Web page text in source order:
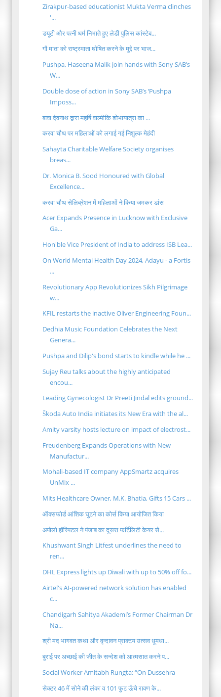
Zirakpur-based educationist Mukta Verma clinches
'...
डयूटी और पत्नी धर्म निभाते हुए लेडी पुलिस कांस्टेब...
गौ माता को राष्ट्रमाता घोषित करने के मुद्दे पर भाज...
Pushpa, Haseena Malik join hands with Sony SAB’s
W...
Double dose of action in Sony SAB’s ‘Pushpa
Imposs...
बावा देवनाथ द्वारा महर्षि वाल्मीकि शोभायात्रा का ...
करवा चौथ पर महिलाओं को लगाई गई निशुल्क मेहंदी
Sahayta Charitable Welfare Society organises
breas...
Dr. Monica B. Sood Honoured with Global
Excellence...
करवा चौथ सेलिब्रेशन में महिलाओं ने किया जमकर डांस
Acer Expands Presence in Lucknow with Exclusive
Ga...
Hon'ble Vice President of India to address ISB Lea...
On World Mental Health Day 2024, Adayu - a Fortis
...
Revolutionary App Revolutionizes Sikh Pilgrimage
w...
KFIL restarts the inactive Oliver Engineering Foun...
Dedhia Music Foundation Celebrates the Next
Genera...
Pushpa and Dilip's bond starts to kindle while he ...
Sujay Reu talks about the highly anticipated
encou...
Leading Gynecologist Dr Preeti Jindal edits ground...
Škoda Auto India initiates its New Era with the al...
Amity varsity hosts lecture on impact of electrost...
Freudenberg Expands Operations with New
Manufactur...
Mohali-based IT company AppSmartz acquires
UnMix ...
Mits Healthcare Owner, M.K. Bhatia, Gifts 15 Cars ...
ऑक्सफोर्ड आंशिक घुटने का कोर्स किया आयोजित किया
अपोलो हॉस्पिटल ने पंजाब का दूसरा फर्टिलिटी केयर से...
Khushwant Singh Litfest underlines the need to
ren...
DHL Express lights up Diwali with up to 50% off fo...
Airtel's AI-powered network solution has enabled
c...
Chandigarh Sahitya Akademi’s Former Chairman Dr
Na...
श्री मद भागवत कथा और वृन्दावन प्राक्टय उत्सव धूमधा...
बुराई पर अच्छाई की जीत के सन्देश को आत्मसात करने प...
Social Worker Amitabh Rungta; “On Dussehra
सेक्टर 46 में सोने की लंका व 101 फुट ऊँचे रावण के...